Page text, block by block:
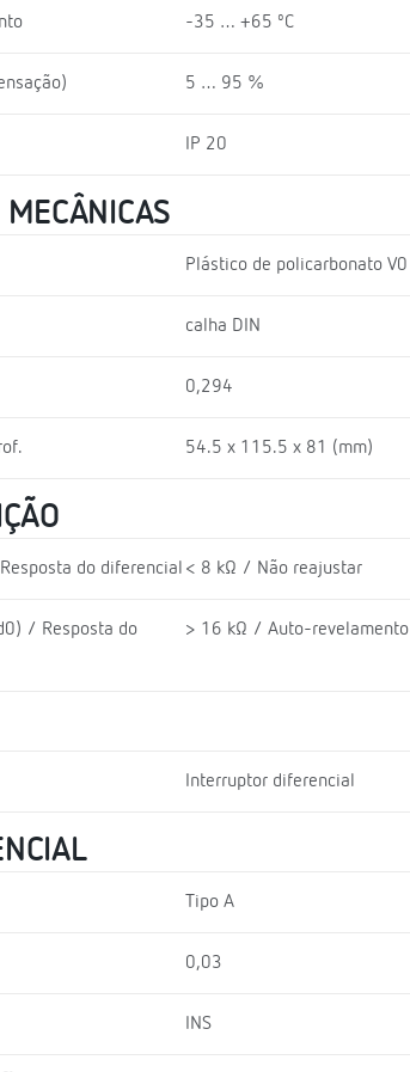
-35 … +65 ºC
5 … 95 %
IP 20
MECÂNICAS
Plástico de policarbonato V0
calha DIN
0,294
54.5 x 115.5 x 81 (mm)
do diferencial < 8 kΩ / Não reajustar
/ Resposta do
> 16 kΩ / Auto-revelamento
Interruptor diferencial
Tipo A
0,03
INS